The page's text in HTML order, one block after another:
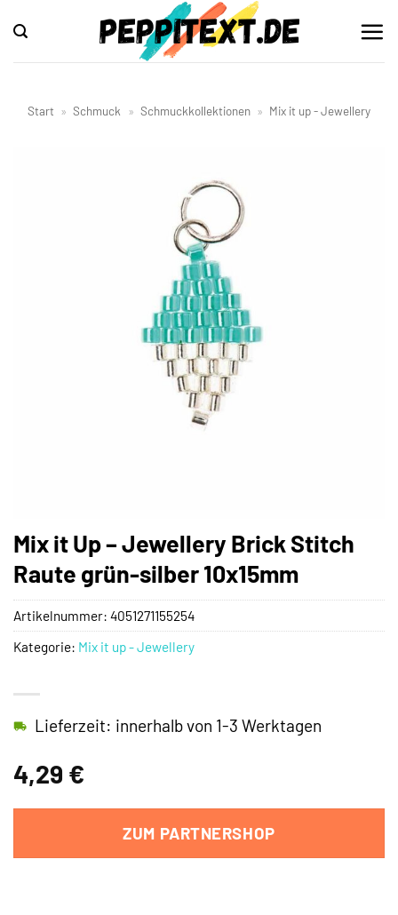
Inhalt
springen
Start » Schmuck » Schmuckkollektionen » Mix it up - Jewellery
Mix it Up – Jewellery Brick Stitch
Raute grün-silber 10x15mm
4,29 €
Lieferzeit: innerhalb von 1-3 Werktagen
ZUM PARTNERSHOP
Artikelnummer: 4051271155254
Kategorie: Mix it up - Jewellery